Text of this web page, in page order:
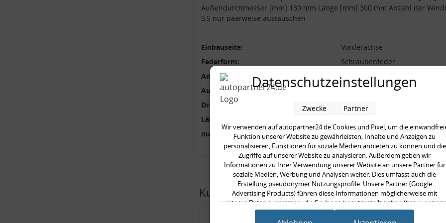
Außendurchmesser [mm] 130 mm Länge [mm] 300 mm Anzahl der
5,5 nur paarweise austauschen
Einbauseite:
Vorderachse
Federform:
Schraubenfeder
Anzahl der Windungen:
5,5
Außendurchmesser [mm]:
130 mm
Drahtdurchmesser [mm]:
12 mm
Länge [mm]:
nur paarweise austauschen:
Kunden kauften auch
Datenschutzeinstellungen
Wir verwenden auf autopartner24.de Cookies und Pixel, um die
Funktion unserer Website zu gewährleisten, Inhalte und Anzeigen zu
personalisieren, Funktionen für soziale Medien anbieten zu können und die
Zugriffe auf unserer Website zu analysieren. Außerdem geben wir
Informationen zu Ihrer Verwendung unserer Website an unsere Partner für
soziale Medien, Werbung und Analysen weiter. Dies umfasst auch die
Erstellung pseudonymer Nutzungsprofile. Unsere Partner (Google
Advertising Products) führen diese Informationen möglicherweise mit
weiteren Daten zusammen, die Sie ihnen bereitgestellt haben (bspw.
eines persönlichen Accounts) oder welche sie im Rahmen Ihrer Nutzung der
Zwecke Partner